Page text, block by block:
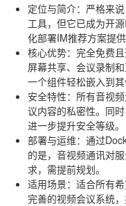
定位与简介：严格来
工具，但它已成为开
化部署IM推荐方案提
核心优势：完全免费
屏幕共享、会议录制
一个组件轻松嵌入到
安全特性：所有音视
议内容的私密性。同
进一步提升安全等级。
部署与运维：通过
的是，音视频通讯对
求，需提前规划。
适用场景：适合所有
完善的视频会议系统